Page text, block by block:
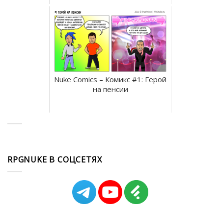
Nuke Comics – Комикс #1: Герой
на пенсии
RPGNUKE В СОЦСЕТЯХ